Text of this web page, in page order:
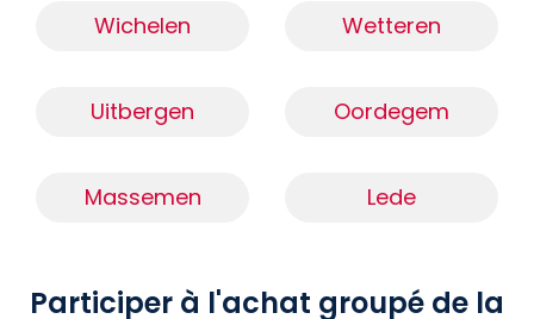
Wichelen Wetteren
Uitbergen Oordegem
Massemen Lede
Participer à l'achat groupé de la